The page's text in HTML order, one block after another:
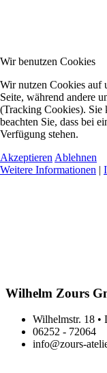
Wilhelm Zours
Wilhelmstr. 18 •
06252 - 72064
info@zours-
Wir benutzen Cookies
Wir nutzen Cookies auf
Seite, während andere
(Tracking Cookies). Sie
beachten Sie, dass bei
Verfügung stehen.
Akzeptieren Ablehnen
Weitere Informationen |